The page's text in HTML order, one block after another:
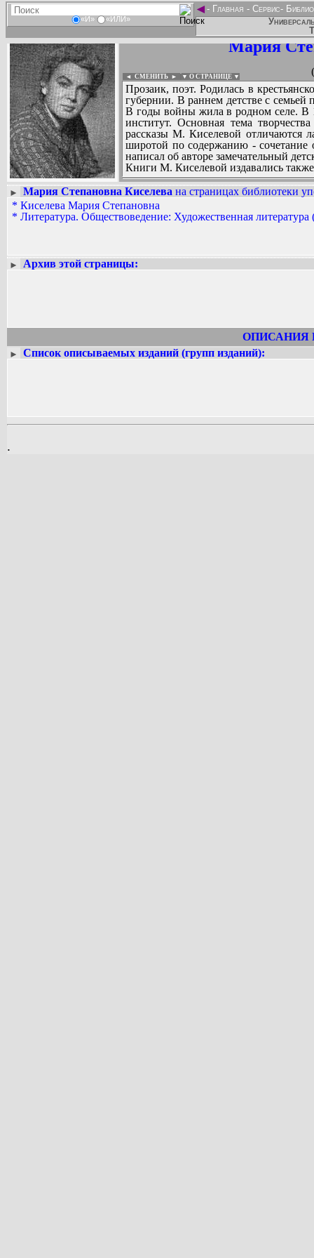
«И» «ИЛИ»
◄- Главная - Сервис-
Мария
◄ СМЕНИТЬ ► ▼ О СТРАНИЦЕ ▼
Прозаик, поэт. Родилась в
губернии. В раннем детстве с семьей
В годы войны жила в родном селе. В
институт. Основная тема
рассказы М. Киселевой отличаются
широтой по содержанию - сочетание
написал об авторе замечательный
Книги М. Киселевой издавались
Вадим Ершов...
...
► Мария Степановна Киселева на страницах библиотеки
* Киселева Мария Степановна
* Литература. Обществоведение: Художественная
► Архив этой страницы:
ОПИСАНИЯ
► Список описываемых изданий (групп изданий):
.